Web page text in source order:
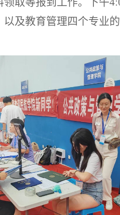
及教育管理四个专业